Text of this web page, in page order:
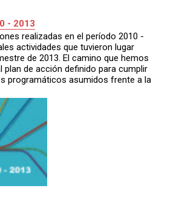
- 2013
realizadas en el período 2010 -
actividades que tuvieron lugar
de 2013. El camino que hemos
plan de acción definido para cumplir
programáticos asumidos frente a la